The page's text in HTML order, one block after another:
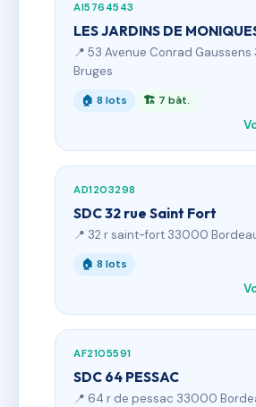
AI5764543
LES JARDINS DE
📍 53 Avenue Conrad Gaussens
Bruges
🏠 8 lots 🏗 7 bât.
AD1203298
SDC 32 rue Saint Fort
📍 32 r saint-fort 33000
🏠 8 lots
AF2105591
SDC 64 PESSAC
📍 64 r de pessac 33000